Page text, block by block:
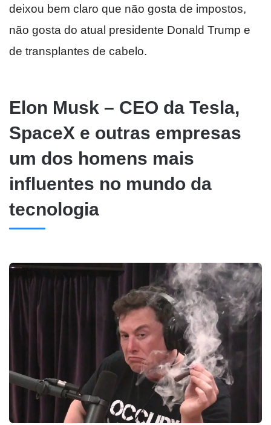
deixou bem claro que não gosta de impostos,
não gosta do atual presidente Donald Trump e
de transplantes de cabelo.
Elon Musk – CEO da Tesla,
SpaceX e outras empresas
um dos homens mais
influentes no mundo da
tecnologia